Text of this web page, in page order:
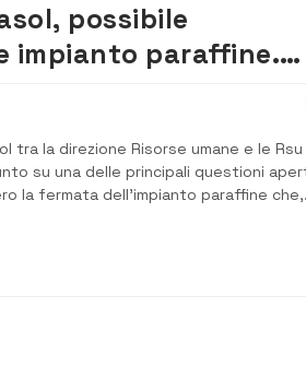
possibile
impianto paraffine.
segnali,
tra la direzione Risorse umane e le Rsu
su una delle principali questioni
la fermata dell’impianto paraffine che,
da tempo. Nel corso del confronto è
novità che merita attenzione: alla luce di